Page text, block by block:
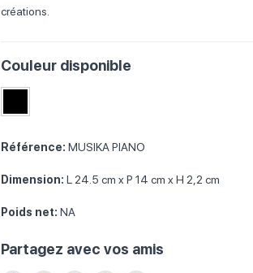
créations.
Couleur disponible
Référence: MUSIKA PIANO
Dimension: L 24.5 cm x P 14 cm x H 2,2 cm
Poids net: NA
Partagez avec vos amis